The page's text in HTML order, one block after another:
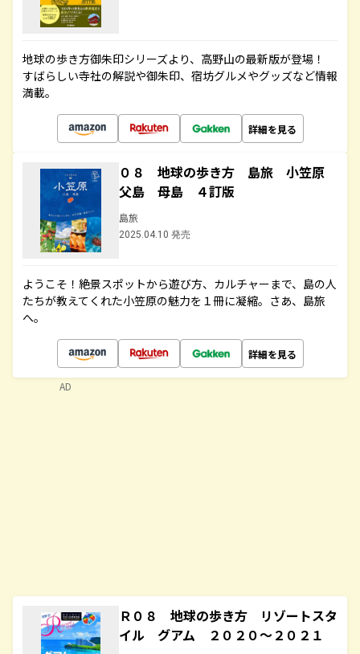
地球の歩き方御朱印シリーズより、高野山の最新版が登場！
すばらしい寺社の解説や御朱印、宿坊グルメやグッズなど情報
満載。
詳細を見る
０８ 地球の歩き方 島旅 小笠原
父島 母島 ４訂版
島旅
2025.04.10 発売
ようこそ！絶景スポットから遊び方、カルチャーまで、島の人
たちが教えてくれた小笠原の魅力を１冊に凝縮。さあ、島旅
へ。
詳細を見る
Ｒ０８ 地球の歩き方 リゾートスタ
イル グアム ２０２０～２０２１
AD